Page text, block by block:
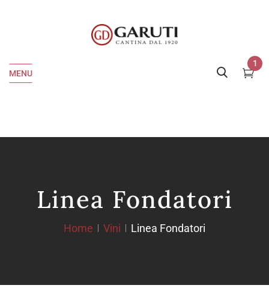
MENU
1
Linea Fondatori
Home Vini Linea Fondatori